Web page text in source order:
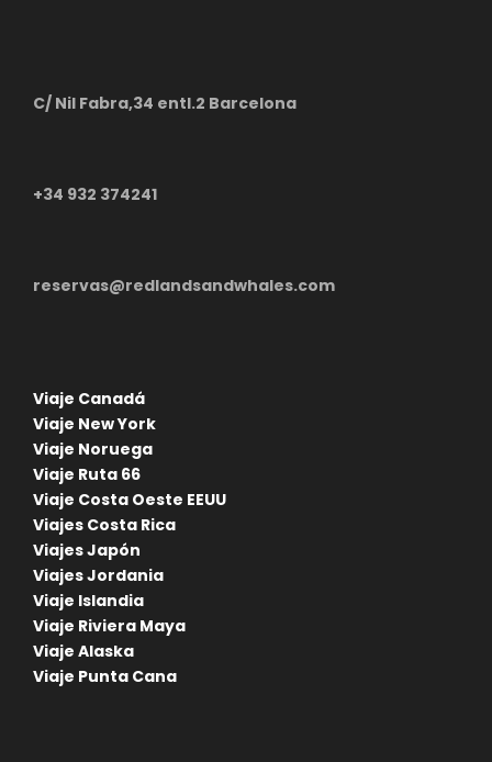
C/ Nil Fabra,34 entl.2 Barcelona
+34 932 374241
reservas@redlandsandwhales.com
Viaje Canadá
Viaje New York
Viaje Noruega
Viaje Ruta 66
Viaje Costa Oeste EEUU
Viajes Costa Rica
Viajes Japón
Viajes Jordania
Viaje Islandia
Viaje Riviera Maya
Viaje Alaska
Viaje Punta Cana